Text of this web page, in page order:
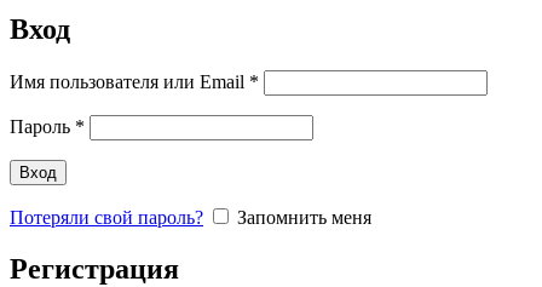
Вход
Имя пользователя или Email *
Пароль *
Вход
Потеряли свой пароль? Запомнить меня
Регистрация